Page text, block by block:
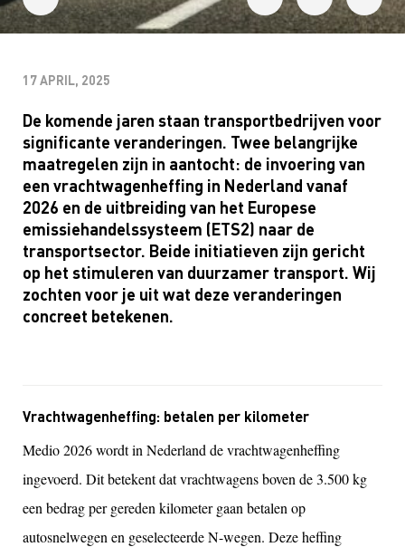
17 APRIL, 2025
De komende jaren staan transportbedrijven voor
significante veranderingen. Twee belangrijke
maatregelen zijn in aantocht: de invoering van
een vrachtwagenheffing in Nederland vanaf
2026 en de uitbreiding van het Europese
emissiehandelssysteem (ETS2) naar de
transportsector. Beide initiatieven zijn gericht
op het stimuleren van duurzamer transport. Wij
zochten voor je uit wat deze veranderingen
concreet betekenen.
Vrachtwagenheffing: betalen per kilometer
Medio 2026 wordt in Nederland de vrachtwagenheffing
ingevoerd. Dit betekent dat vrachtwagens boven de 3.500 kg
een bedrag per gereden kilometer gaan betalen op
autosnelwegen en geselecteerde N-wegen. Deze heffing